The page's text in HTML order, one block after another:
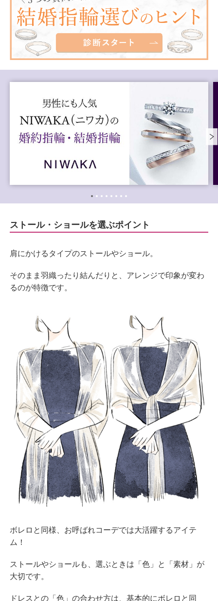
ストール・ショールを選ぶポイント
肩にかけるタイプのストールやショール。
そのまま羽織ったり結んだりと、アレンジで印象が変わ
るのが特徴です。
ボレロと同様、お呼ばれコーデでは大活躍するアイテ
ム！
ストールやショールも、選ぶときは「色」と「素材」が
大切です。
ドレスとの「色」の合わせ方は、基本的にボレロと同